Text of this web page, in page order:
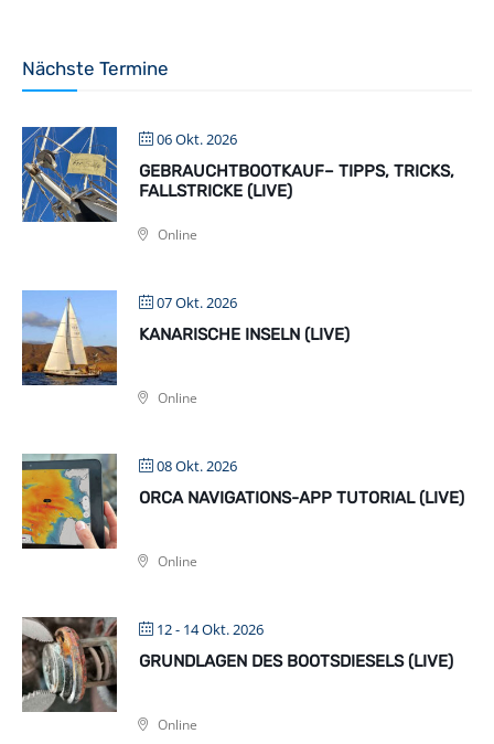
Nächste Termine
06 Okt. 2026
GEBRAUCHTBOOTKAUF– TIPPS, TRICKS,
FALLSTRICKE (LIVE)
Online
07 Okt. 2026
KANARISCHE INSELN (LIVE)
Online
08 Okt. 2026
ORCA NAVIGATIONS-APP TUTORIAL (LIVE)
Online
12 - 14 Okt. 2026
GRUNDLAGEN DES BOOTSDIESELS (LIVE)
Online